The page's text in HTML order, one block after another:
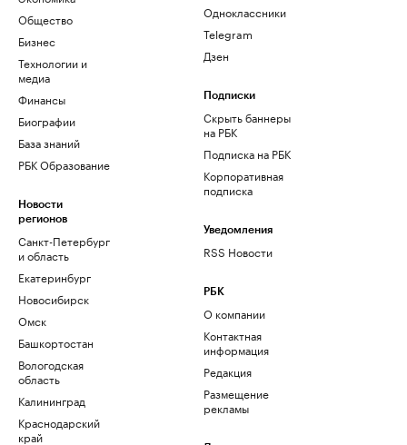
Общество
Бизнес
Технологии и
медиа
Финансы
Биографии
База знаний
РБК Образование
Новости
регионов
Санкт-Петербург
и область
Екатеринбург
Новосибирск
Омск
Башкортостан
Вологодская
область
Калининград
Краснодарский
край
Одноклассники
Telegram
Дзен
Подписки
Скрыть баннеры
на РБК
Подписка на РБК
Корпоративная
подписка
Уведомления
RSS Новости
РБК
О компании
Контактная
информация
Редакция
Размещение
рекламы